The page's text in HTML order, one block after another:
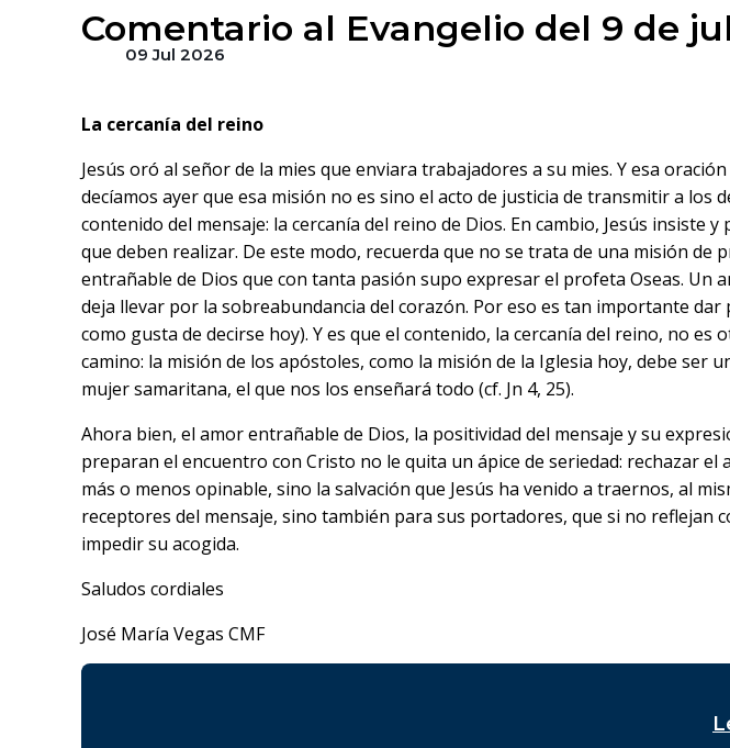
Comentario al Evangelio del 9 de
09 Jul 2026
La cercanía del reino
Jesús oró al señor de la mies que enviara trabajadores a su mies. Y esa
decíamos ayer que esa misión no es sino el acto de justicia de transmitir a los
contenido del mensaje: la cercanía del reino de Dios. En cambio, Jesús insiste
que deben realizar. De este modo, recuerda que no se trata de una misión
entrañable de Dios que con tanta pasión supo expresar el profeta Oseas. Un
deja llevar por la sobreabundancia del corazón. Por eso es tan importante
como gusta de decirse hoy). Y es que el contenido, la cercanía del reino, no
camino: la misión de los apóstoles, como la misión de la Iglesia hoy, debe ser
mujer samaritana, el que nos los enseñará todo (cf. Jn 4, 25).
Ahora bien, el amor entrañable de Dios, la positividad del mensaje y su
preparan el encuentro con Cristo no le quita un ápice de seriedad: rechazar
más o menos opinable, sino la salvación que Jesús ha venido a traernos, al
receptores del mensaje, sino también para sus portadores, que si no reflejan
impedir su acogida.
Saludos cordiales
José María Vegas CMF